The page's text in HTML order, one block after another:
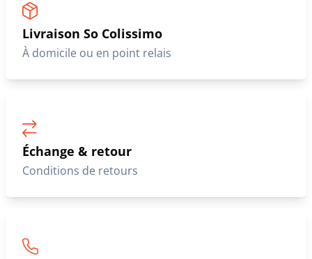
Livraison So Colissimo
À domicile ou en point relais
Échange & retour
Conditions de retours